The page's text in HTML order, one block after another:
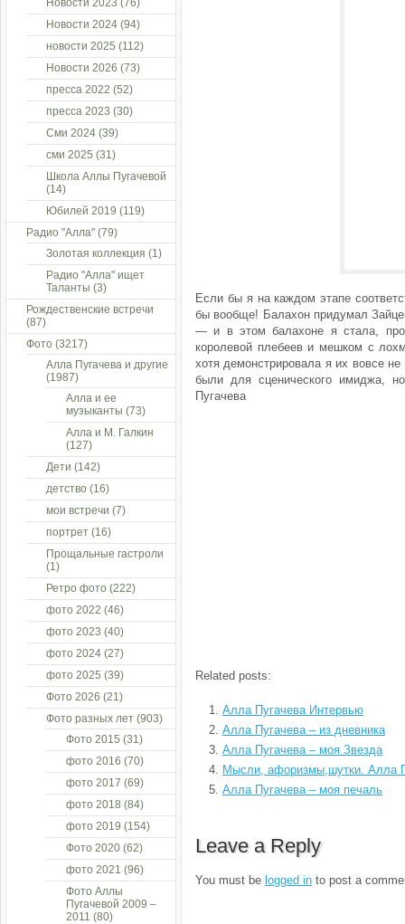
Если бы я на каждом этапе
бы вообще! Балахон придумал
— и в этом балахоне я стала,
королевой плебеев и мешком с
хотя демонстрировала я их вовсе
были для сценического имиджа,
Пугачева
Related posts:
Алла Пугачева Интервью
Алла Пугачева – из дневника
Алла Пугачева – моя Звезда
Мысли, афоризмы,шутки. Алла
Алла Пугачева – моя печаль
Leave a Reply
You must be logged in to post a
Новости 2023 (76)
Новости 2024 (94)
новости 2025 (112)
Новости 2026 (73)
пресса 2022 (52)
пресса 2023 (30)
Сми 2024 (39)
сми 2025 (31)
Школа Аллы Пугачевой
(14)
Юбилей 2019 (119)
Радио "Алла" (79)
Золотая коллекция (1)
Радио "Алла" ищет
Таланты (3)
Рождественские встречи
(87)
Фото (3217)
Алла Пугачева и другие
(1987)
Алла и ее
музыканты (73)
Алла и М. Галкин
(127)
Дети (142)
детство (16)
мои встречи (7)
портрет (16)
Прощальные гастроли
(1)
Ретро фото (222)
фото 2022 (46)
фото 2023 (40)
фото 2024 (27)
фото 2025 (39)
Фото 2026 (21)
Фото разных лет (903)
Фото 2015 (31)
фото 2016 (70)
фото 2017 (69)
фото 2018 (84)
фото 2019 (154)
Фото 2020 (62)
фото 2021 (96)
Фото Аллы
Пугачевой 2009 –
2011 (80)